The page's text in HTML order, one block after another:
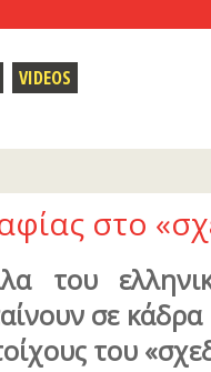
VIDEOS
στο
του
σε κάδρα
του